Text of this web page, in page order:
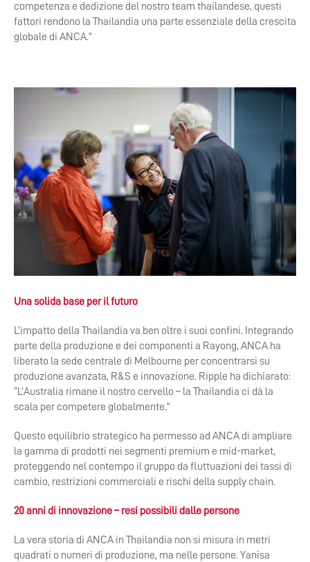
competenza e dedizione del nostro team thailandese, questi
fattori rendono la Thailandia una parte essenziale della crescita
globale di ANCA.”
Una solida base per il futuro
L’impatto della Thailandia va ben oltre i suoi confini. Integrando
parte della produzione e dei componenti a Rayong, ANCA ha
liberato la sede centrale di Melbourne per concentrarsi su
produzione avanzata, R&S e innovazione. Ripple ha dichiarato:
“L’Australia rimane il nostro cervello – la Thailandia ci dà la
scala per competere globalmente.”
Questo equilibrio strategico ha permesso ad ANCA di ampliare
la gamma di prodotti nei segmenti premium e mid-market,
proteggendo nel contempo il gruppo da fluttuazioni dei tassi di
cambio, restrizioni commerciali e rischi della supply chain.
20 anni di innovazione – resi possibili dalle persone
La vera storia di ANCA in Thailandia non si misura in metri
quadrati o numeri di produzione, ma nelle persone. Yanisa